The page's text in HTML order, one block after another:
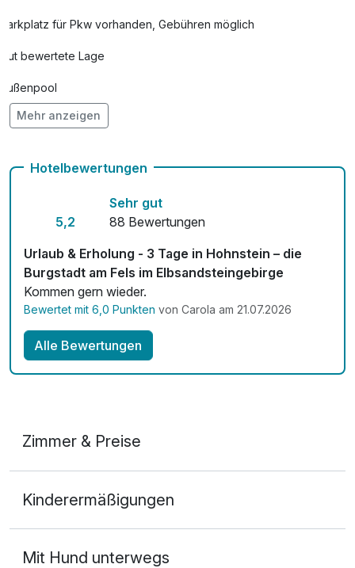
Parkplatz für Pkw vorhanden, Gebühren möglich
Gut bewertete Lage
Außenpool
Hunde im Hotel erlaubt für 15,00 € pro Stück / Nacht
Mehr anzeigen
Hotelbewertungen
5,2
Sehr gut
88 Bewertungen
Urlaub & Erholung - 3 Tage in Hohnstein – die
Burgstadt am Fels im Elbsandsteingebirge
Kommen gern wieder.
Bewertet mit 6,0 Punkten von Carola am 21.07.2026
Alle Bewertungen
Zimmer & Preise
2 Erwachsene
Kinderermäßigungen
Mit Hund unterwegs